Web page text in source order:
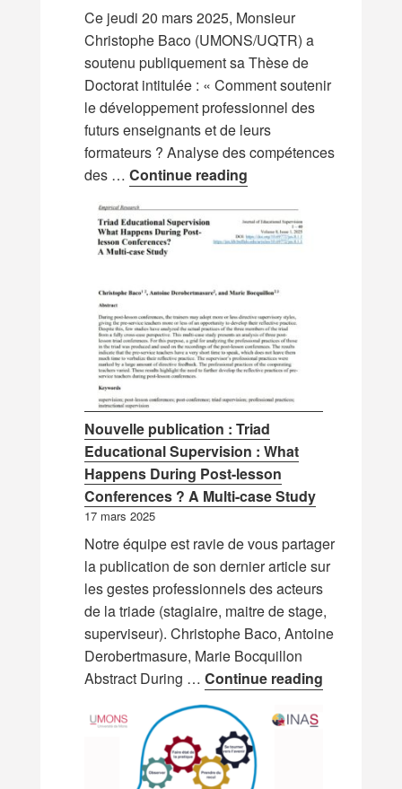
Ce jeudi 20 mars 2025, Monsieur
Christophe Baco (UMONS/UQTR) a
soutenu publiquement sa Thèse de
Doctorat intitulée : « Comment soutenir
le développement professionnel des
futurs enseignants et de leurs
formateurs ? Analyse des compétences
des … Continue readingSoutenance publique
Nouvelle publication : Triad
Educational Supervision : What
Happens During Post-lesson
Conferences ? A Multi-case Study
17 mars 2025
Notre équipe est ravie de vous partager
la publication de son dernier article sur
les gestes professionnels des acteurs
de la triade (stagiaire, maitre de stage,
superviseur). Christophe Baco, Antoine
Derobertmasure, Marie Bocquillon
Abstract During … Continue readingNouvelle